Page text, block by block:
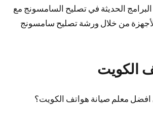
الحديثة في تصليح السامسونج مع
من خلال ورشة تصليح سامسونج
الكويت
معلم صيانة هواتف الكويت؟